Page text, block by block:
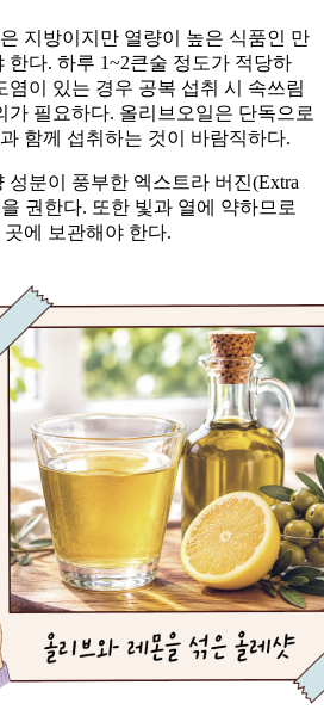
지방이지만 열량이 높은 식품인 만
한다. 하루 1~2큰술 정도가 적당하
염이 있는 경우 공복 섭취 시 속쓰림
가 필요하다. 올리브오일은 단독으로
함께 섭취하는 것이 바람직하다.
분이 풍부한 엑스트라 버진(Extra
권한다. 또한 빛과 열에 약하므로
에 보관해야 한다.